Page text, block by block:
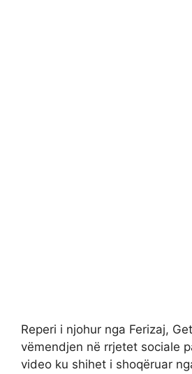
Reperi i njohur nga Ferizaj,
vëmendjen në rrjetet sociale
video ku shihet i shoqëruar